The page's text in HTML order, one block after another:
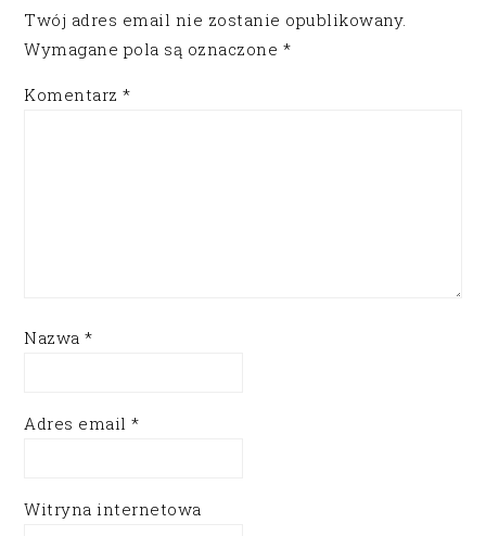
Twój adres email nie zostanie opublikowany.
Wymagane pola są oznaczone *
Komentarz*
Nazwa*
Adres email*
Witryna internetowa